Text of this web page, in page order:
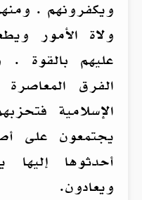
ويكفرونهم .
ولاة الأمور
عليهم بالقوة .
الفرق
الإسلامية
يجتمعون على
أحدثوها إليها
ويعادون.